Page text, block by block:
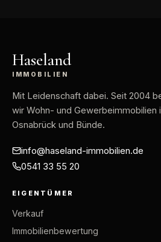
Haseland
IMMOBILIEN
Mit Leidenschaft dabei. Seit 2004
wir Wohn- und Gewerbeimmobilien
Osnabrück und Bünde.
info@haseland-immobilien.de
0541 33 55 20
EIGENTÜMER
Verkauf
Immobilienbewertung